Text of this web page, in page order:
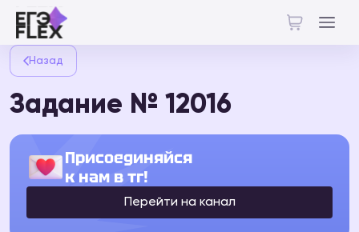
Назад
Задание № 12016
Присоединяйся
к нам в тг!
Перейти на канал